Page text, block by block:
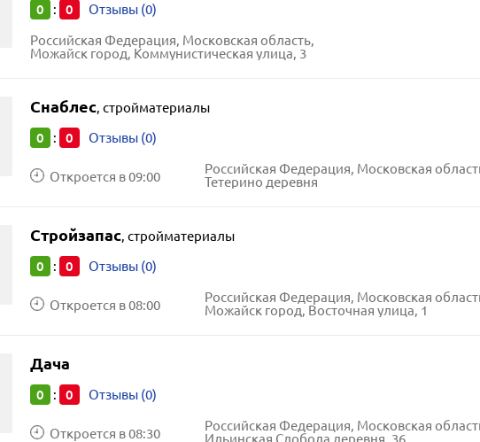
0 : 0 Отзывы (0)
Российская Федерация, Московская область,
Можайск город, Коммунистическая улица, 3
Снаблес, стройматериалы
0 : 0 Отзывы (0)
Откроется в 09:00
Тетерино деревня
Стройзапас, стройматериалы
0 : 0 Отзывы (0)
Откроется в 08:00
Российская Федерация, Московская
Можайск город, Восточная улица, 1
Дача
0 : 0 Отзывы (0)
Откроется в 08:30
Ильинская Слобода деревня, 36